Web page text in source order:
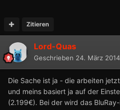
Zitieren
Lord-Quas
Geschrieben 24. März 2014
Die Sache ist ja - die arbeiten
und meins basiert ja auf der
(2.199€). Bei der wird das